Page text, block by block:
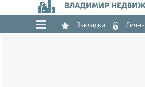
ВЛАДИМИР
Закладки